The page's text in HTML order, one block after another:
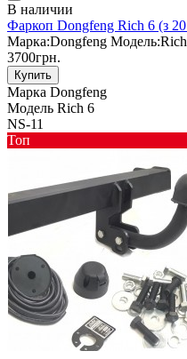
В наличии
Фаркоп Dongfeng Rich 6 (з
Марка:Dongfeng Модель:
3700грн.
Купить
Марка Dongfeng
Модель Rich 6
NS-11
Toп